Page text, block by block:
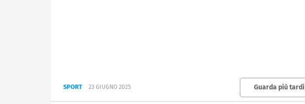
SPORT 23 GIUGNO 2025 Guarda più tardi